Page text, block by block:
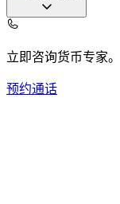
立即咨询货币专家。
预约通话